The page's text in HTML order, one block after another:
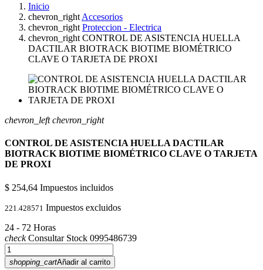
Inicio
chevron_right Accesorios
chevron_right Proteccion - Electrica
chevron_right CONTROL DE ASISTENCIA HUELLA
DACTILAR BIOTRACK BIOTIME BIOMÉTRICO
CLAVE O TARJETA DE PROXI
chevron_left chevron_right
CONTROL DE ASISTENCIA HUELLA DACTILAR
BIOTRACK BIOTIME BIOMÉTRICO CLAVE O TARJETA
DE PROXI
$ 254,64 Impuestos incluidos
221.428571 Impuestos excluidos
24 - 72 Horas
checkConsultar Stock 0995486739
shopping_cartAñadir al carrito